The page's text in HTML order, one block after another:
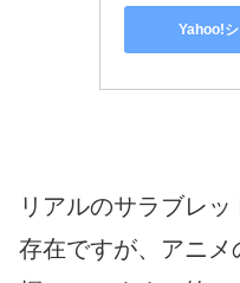
Yahoo!
リアルのサラブレ
存在ですが、アニメ